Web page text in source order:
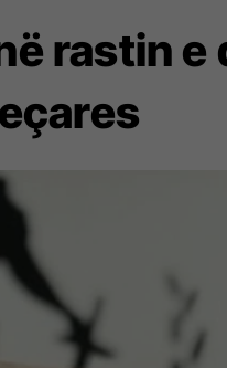
rastin e